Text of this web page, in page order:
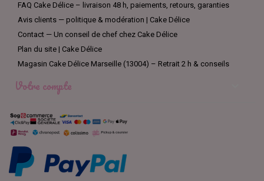
FAQ Cake Délice – livraison 48 h, paiements, retours, garanties
Avis clients — politique & modération | Cake Délice
Contact — Un conseil de chef chez Cake Délice
Plan du site | Cake Délice
Magasin Cake Délice Marseille (13004) – Retrait 2 h & conseils
Votre compte